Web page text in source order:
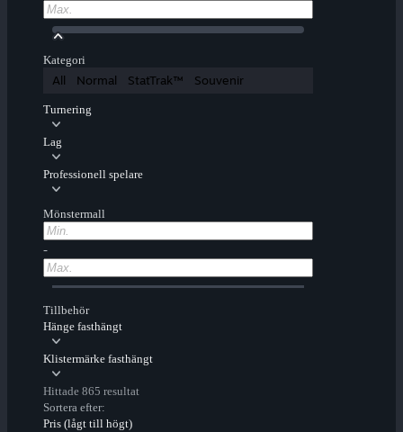
Kategori
All Normal StatTrak™ Souvenir
Turnering
Lag
Professionell spelare
Mönstermall
-
Tillbehör
Hänge fasthängt
Klistermärke fasthängt
Hittade 865 resultat
Sortera efter:
Pris (lågt till högt)